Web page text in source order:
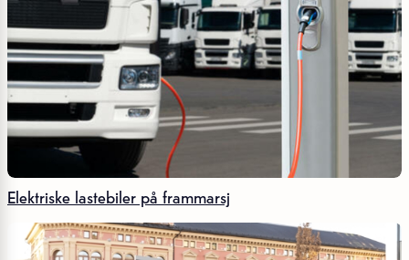
Elektriske lastebiler på frammarsj